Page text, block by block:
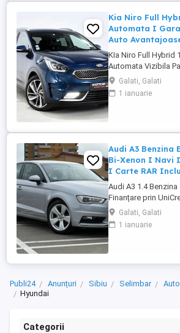
Kia Niro Full
Automata I
Auto
KIa Niro Full Hybrid
Automata Vizibila
Nr.306, Galati
Dobândă fixă de la
toată perioada
Galati, Galati
1 ianuarie
Audi A3 Benzina
Bi-Xenon I Navi
I Carte RAR
Audi A3 1.4
Finanțare prin
la 7,9%* Rate fixe
finanțării Aprobare
pentru
Carte ...
Galati, Galati
1 ianuarie
Publi24 Anunțuri Sibiu Selimbar
Hyundai
Categorii